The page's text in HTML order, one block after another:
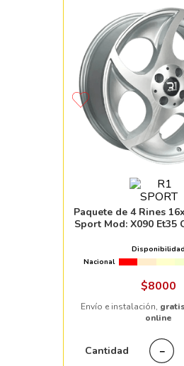
Paquete de 4 Rines
Sport Mod: X090 Et35
Disponibilidad
Nacional
$8000
Envío e instalación,
online
Cantidad －